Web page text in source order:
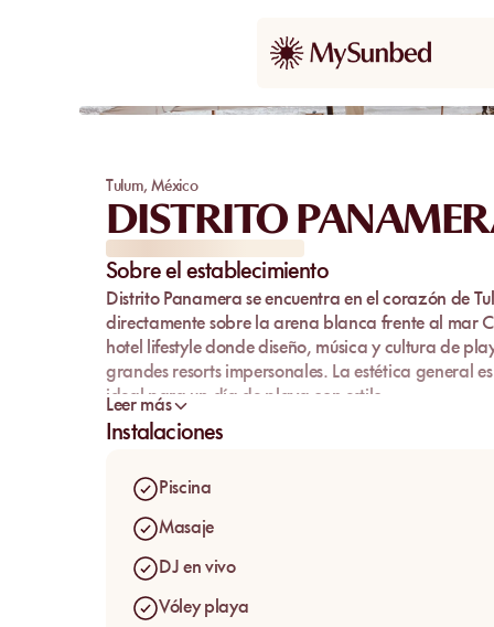
Tulum,México
DISTRITO
Sobre el establecimiento
Distrito Panamera se encuentra en el corazón de
directamente sobre la arena blanca frente al mar
hotel lifestyledonde diseño, música y cultura de
grandes resorts impersonales. La estética general
ideal para un día de playa con estilo.
Su elemento más icónico sigue siendo la
pensado para quienes buscan un lugar con una
auténtico.
Leer más
Instalaciones
Piscina
Masaje
DJ en vivo
Vóley playa